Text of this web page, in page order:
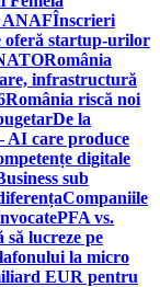
ANAFÎnscrieri
oferă startup-urilor
România
infrastructură
România riscă noi
De la
AI care produce
digitale
sub
Companiile
PFA vs.
lucreze pe
la micro
EUR pentru